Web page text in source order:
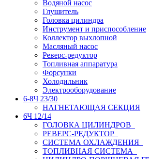
Водяной насос
Глушитель
Головка цилиндра
Инструмент и приспособление
Коллектор выхлопной
Масляный насос
Реверс-редуктор
Топливная аппаратура
Форсунки
Холодильник
Электрооборудование
6-8Ч 23/30
НАГНЕТАЮЩАЯ СЕКЦИЯ
6Ч 12/14
ГОЛОВКА ЦИЛИНДРОВ
РЕВЕРС-РЕДУКТОР
СИСТЕМА ОХЛАЖДЕНИЯ
ТОПЛИВНАЯ СИСТЕМА